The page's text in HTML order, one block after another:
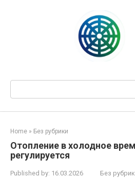
Search:
Home » Без рубрики
Отопление в холодное
регулируется
Published by: 16.03.2026 Без